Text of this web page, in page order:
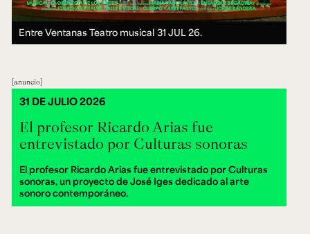
Entre Ventanas Teatro musical 31 JUL 26.
anuncio
El profesor Ricardo Arias fue
entrevistado por Culturas sonoras
El profesor Ricardo Arias fue entrevistado por Culturas
sonoras, un proyecto de José Iges dedicado al arte
sonoro contemporáneo.
31 DE JULIO 2026